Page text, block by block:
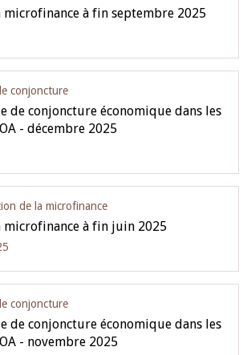
à fin septembre 2025
conjoncture
de conjoncture économique dans les
- décembre 2025
de la microfinance
microfinance à fin juin 2025
conjoncture
de conjoncture économique dans les
- novembre 2025